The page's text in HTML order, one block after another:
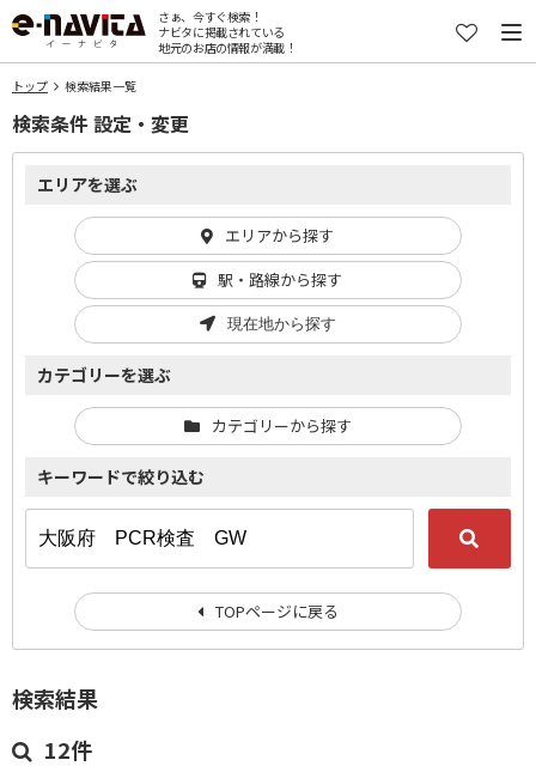
さぁ、今すぐ検索！
ナビタに掲載されている
地元のお店の情報が満載！
トップ 検索結果一覧
検索結果
12件
検索条件 設定・変更
エリアを選ぶ
エリアから探す
駅・路線から探す
現在地から探す
カテゴリーを選ぶ
カテゴリーから探す
キーワードで絞り込む
TOPページに戻る